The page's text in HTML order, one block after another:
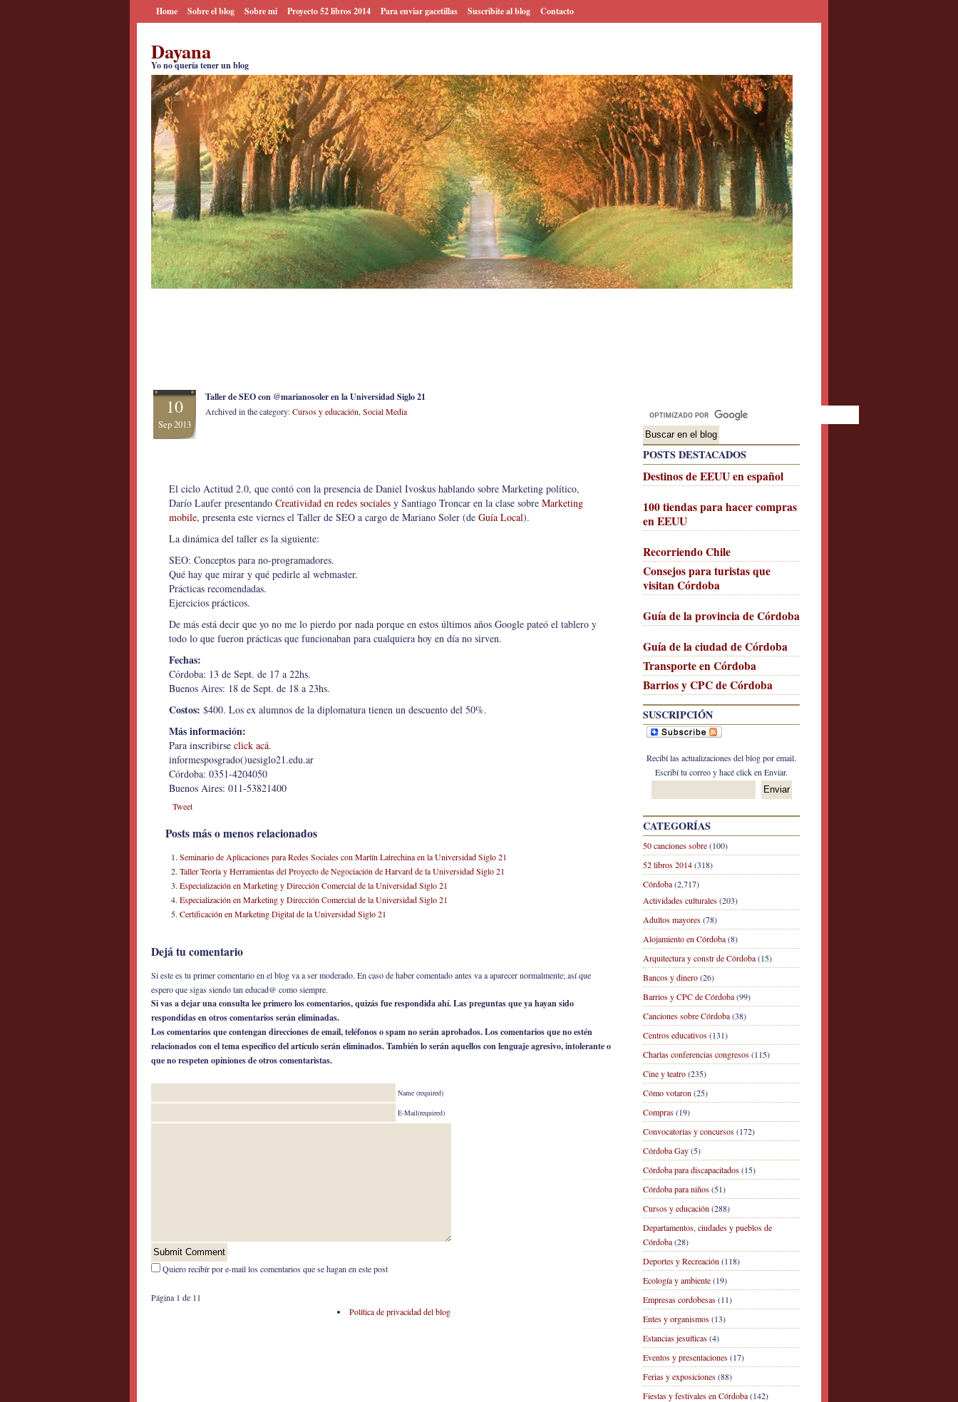
Home Sobre el blog Sobre mi Proyecto 52 libros 2014 Para enviar gacetillas Suscribite al blog Contacto
Dayana
Yo no quería tener un blog
POSTS DESTACADOS
Destinos de EEUU en español
100 tiendas para hacer compras
en EEUU
Recorriendo Chile
Consejos para turistas que
visitan Córdoba
Guía de la provincia de Córdoba
Guía de la ciudad de Córdoba
Transporte en Córdoba
Barrios y CPC de Córdoba
SUSCRIPCIÓN
Recibí las actualizaciones del blog por email.
Escribí tu correo y hacé click en Enviar.
CATEGORÍAS
50 canciones sobre(100)
52 libros 2014(318)
Córdoba(2,717)
Actividades culturales(203)
Adultos mayores(78)
Alojamiento en Córdoba(8)
Arquitectura y constr de Córdoba(15)
Bancos y dinero(26)
Barrios y CPC de Córdoba(99)
Canciones sobre Córdoba(38)
Centros educativos(131)
Charlas conferencias congresos(115)
Cine y teatro(235)
Cómo votaron (25)
Compras(19)
Convocatorias y concursos(172)
Córdoba Gay(5)
Córdoba para discapacitados(15)
Córdoba para niños(51)
Cursos y educación (288)
Departamentos, ciudades y pueblos de
Córdoba(28)
Deportes y Recreación (118)
Ecología y ambiente(19)
Empresas cordobesas(11)
Entes y organismos(13)
Estancias jesuíticas(4)
Eventos y presentaciones(17)
Ferias y exposiciones(88)
Fiestas y festivales en Córdoba(142)
10
Sep 2013
Taller de SEO con @marianosoler en la Universidad Siglo 21
Archived in the category:Cursos y educación, Social Media
El ciclo Actitud 2.0, que contó con la presencia de Daniel Ivoskus hablando sobre Marketing político,
Darío Laufer presentando Creatividad en redes sociales y Santiago Troncar en la clase sobre Marketing
mobile, presenta este viernes el Taller de SEO a cargo de Mariano Soler (de Guía Local).
La dinámica del taller es la siguiente:
SEO: Conceptos para no-programadores.
Qué hay que mirar y qué pedirle al webmaster.
Prácticas recomendadas.
Ejercicios prácticos.
De más está decir que yo no me lo pierdo por nada porque en estos últimos años Google pateó el tablero y
todo lo que fueron prácticas que funcionaban para cualquiera hoy en día no sirven.
Fechas:
Córdoba: 13 de Sept. de 17 a 22hs.
Buenos Aires: 18 de Sept. de 18 a 23hs.
Costos: $400. Los ex alumnos de la diplomatura tienen un descuento del 50%.
Más información:
Para inscribirse click acá.
informesposgrado()uesiglo21.edu.ar
Córdoba: 0351-4204050
Buenos Aires: 011-53821400
Tweet
Posts más o menos relacionados
Seminario de Aplicaciones para Redes Sociales con Martín Latrechina en la Universidad Siglo 21
Taller Teoría y Herramientas del Proyecto de Negociación de Harvard de la Universidad Siglo 21
Especialización en Marketing y Dirección Comercial de la Universidad Siglo 21
Especialización en Marketing y Dirección Comercial de la Universidad Siglo 21
Certificación en Marketing Digital de la Universidad Siglo 21
Dejá tu comentario
Si este es tu primer comentario en el blog va a ser moderado. En caso de haber comentado antes va a aparecer normalmente; así que
espero que sigas siendo tan educad@ como siempre.
Si vas a dejar una consulta lee primero los comentarios, quizás fue respondida ahí. Las preguntas que ya hayan sido
respondidas en otros comentarios serán eliminadas.
Los comentarios que contengan direcciones de email, teléfonos o spam no serán aprobados. Los comentarios que no estén
relacionados con el tema específico del artículo serán eliminados. También lo serán aquellos con lenguaje agresivo, intolerante o
que no respeten opiniones de otros comentaristas.
Name (required)
E-Mail(required)
Quiero recibír por e-mail los comentarios que se hagan en este post
Página 1 de 1 1
Política de privacidad del blog